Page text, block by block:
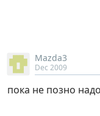
Mazda3
Dec 2009
пока не позно